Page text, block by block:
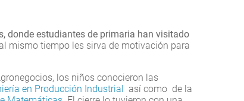
donde estudiantes de primaria han visitado
mismo tiempo les sirva de motivación para
los niños conocieron las
en Producción Industrial
así como de la